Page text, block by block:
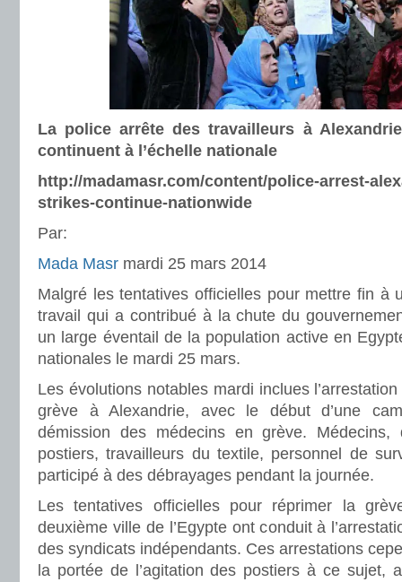
La police arrête des travailleurs à
continuent à l’échelle nationale
http://madamasr.com/content/police-arrest-
strikes-continue-nationwide
Par:
Mada Masr mardi 25 mars 2014
Malgré les tentatives officielles pour mettre fin à
travail qui a contribué à la chute du
un large éventail de la population active en
nationales le mardi 25 mars.
Les évolutions notables mardi inclues
grève à Alexandrie, avec le début d’une
démission des médecins en grève. Médecins,
postiers, travailleurs du textile, personnel de
participé à des débrayages pendant la journée.
Les tentatives officielles pour réprimer la
deuxième ville de l’Egypte ont conduit à
des syndicats indépendants. Ces arrestations
la portée de l’agitation des postiers à ce sujet,